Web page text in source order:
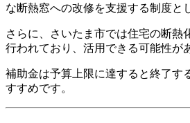
な断熱窓への改修を支援する制度と
さらに、さいたま市では住宅の断熱
行われており、活用できる可能性が
補助金は予算上限に達すると終了す
すすめです。